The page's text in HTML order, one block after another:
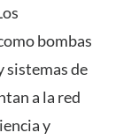
bombas
sistemas de
a la red
y